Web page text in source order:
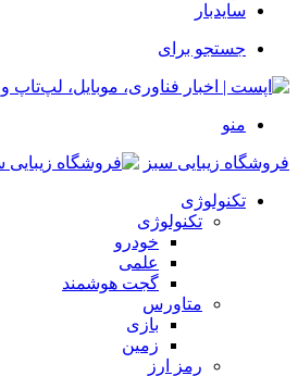
سایدبار
جستجو برای
منو
فروشگاه زیبایی سبز
تکنولوژی
تکنولوژی
خودرو
علمی
گجت هوشمند
متاورس
بازی
زمین
رمز ارز